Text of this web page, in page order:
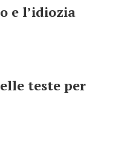
e l’idiozia
teste per